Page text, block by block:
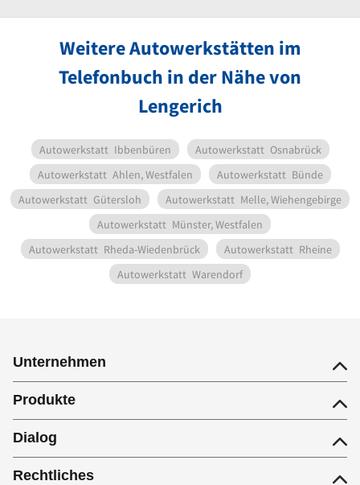
Weitere Autowerkstätten im
Telefonbuch in der Nähe von
Lengerich
Autowerkstatt Ibbenbüren Autowerkstatt Osnabrück
Autowerkstatt Ahlen, Westfalen Autowerkstatt Bünde
Autowerkstatt Gütersloh Autowerkstatt Melle, Wiehengebirge
Autowerkstatt Münster, Westfalen
Autowerkstatt Rheda-Wiedenbrück Autowerkstatt Rheine
Autowerkstatt Warendorf
Unternehmen
Produkte
Dialog
Rechtliches